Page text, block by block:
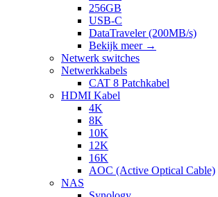
256GB
USB-C
DataTraveler (200MB/s)
Bekijk meer →
Netwerk switches
Netwerkkabels
CAT 8 Patchkabel
HDMI Kabel
4K
8K
10K
12K
16K
AOC (Active Optical Cable)
NAS